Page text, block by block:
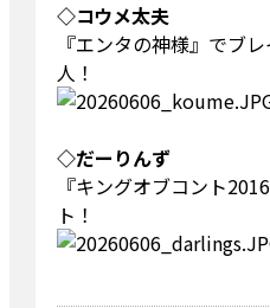
◇コウメ太夫
『エンタの神様』でブ
人！
◇だーりんず
『キングオブコント
ト！